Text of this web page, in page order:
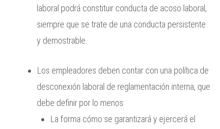
laboral podrá constituir conducta de acoso laboral,
siempre que se trate de una conducta persistente
y demostrable.
Los empleadores deben contar con una política de
desconexión laboral de reglamentación interna, que
debe definir por lo menos:
La forma cómo se garantizará y ejercerá el